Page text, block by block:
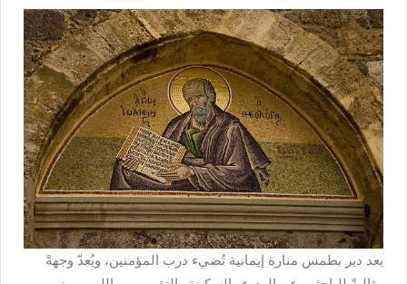
يعد دير بطمس منارة إيمانية تُضيء درب المؤمنين، ويُعدّ وجهةً